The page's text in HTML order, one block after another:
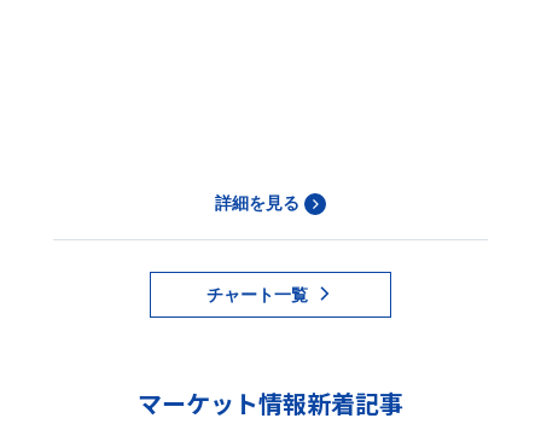
詳細を見る
チャート一覧
マーケット情報新着記事